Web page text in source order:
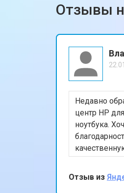
Отзывы
Недавно
центр HP
ноутбука.
проблему, и
работает
Отзыв из